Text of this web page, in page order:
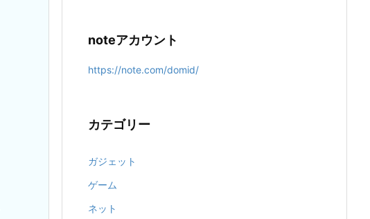
noteアカウント
https://note.com/domid/
カテゴリー
ガジェット
ゲーム
ネット